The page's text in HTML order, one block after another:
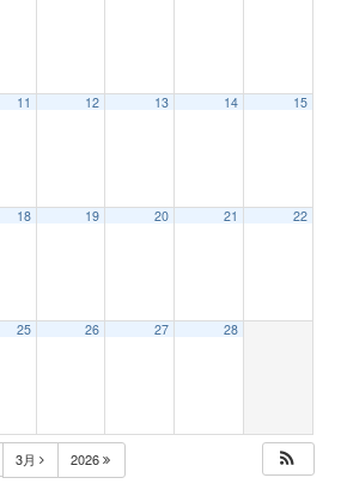
11 12 13 14 15
18 19 20 21 22
25 26 27 28
3月 2026